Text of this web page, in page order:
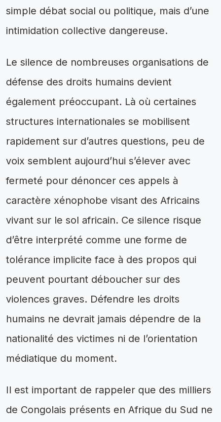
simple débat social ou politique, mais d’une
intimidation collective dangereuse.
Le silence de nombreuses organisations de
défense des droits humains devient
également préoccupant. Là où certaines
structures internationales se mobilisent
rapidement sur d’autres questions, peu de
voix semblent aujourd’hui s’élever avec
fermeté pour dénoncer ces appels à
caractère xénophobe visant des Africains
vivant sur le sol africain. Ce silence risque
d’être interprété comme une forme de
tolérance implicite face à des propos qui
peuvent pourtant déboucher sur des
violences graves. Défendre les droits
humains ne devrait jamais dépendre de la
nationalité des victimes ni de l’orientation
médiatique du moment.
Il est important de rappeler que des milliers
de Congolais présents en Afrique du Sud ne